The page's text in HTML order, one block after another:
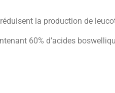
la production de
60% d’acides